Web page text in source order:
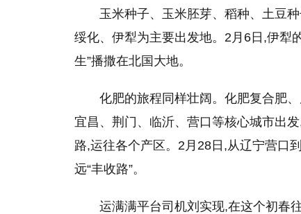
玉米种子、玉米胚芽、稻种、土豆
绥化、伊犁为主要出发地。2月6日,伊犁
生”播撒在北国大地。
化肥的旅程同样壮阔。化肥复合肥
宜昌、荆门、临沂、营口等核心城市出
路,运往各个产区。2月28日,从辽宁营口
远“丰收路”。
运满满平台司机刘实现,在这个初春